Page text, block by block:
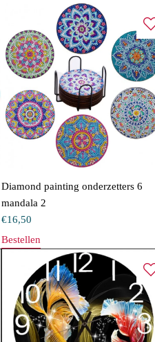
Diamond painting onderzetters 6
mandala 2
€16,50
Bestellen